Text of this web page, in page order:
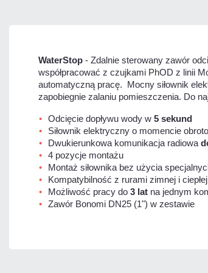
WaterStop - Zdalnie sterowany zawór
współpracować z czujkami PhOD z linii
automatyczną pracę. Mocny siłownik
zapobiegnie zalaniu pomieszczenia. Do
Odcięcie dopływu wody w 5 sekund
Siłownik elektryczny o momencie
Dwukierunkowa komunikacja radiowa
4 pozycje montażu
Montaż siłownika bez użycia
Kompatybilność z rurami zimnej i
Możliwość pracy do 3 lat na jednym
Zawór Bonomi DN25 (1") w zestawie